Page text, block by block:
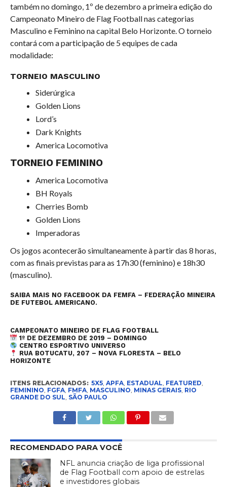
também no domingo, 1º de dezembro a primeira edição do
Campeonato Mineiro de Flag Football nas categorias
Masculino e Feminino na capital Belo Horizonte. O torneio
contará com a participação de 5 equipes de cada
modalidade:
TORNEIO MASCULINO
Siderúrgica
Golden Lions
Lord’s
Dark Knights
America Locomotiva
TORNEIO FEMININO
America Locomotiva
BH Royals
Cherries Bomb
Golden Lions
Imperadoras
Os jogos acontecerão simultaneamente à partir das 8 horas,
com as finais previstas para as 17h30 (feminino) e 18h30
(masculino).
SAIBA MAIS NO FACEBOOK DA FEMFA – FEDERAÇÃO MINEIRA
DE FUTEBOL AMERICANO.
CAMPEONATO MINEIRO DE FLAG FOOTBALL
1º DE DEZEMBRO DE 2019 – DOMINGO
CENTRO ESPORTIVO UNIVERSO
RUA BOTUCATU, 207 – NOVA FLORESTA – BELO
HORIZONTE
ITENS RELACIONADOS: 5X5, APFA, ESTADUAL, FEATURED,
FEMININO, FGFA, FMFA, MASCULINO, MINAS GERAIS, RIO
GRANDE DO SUL, SÃO PAULO
RECOMENDADO PARA VOCÊ
NFL anuncia criação de liga profissional
de Flag Football com apoio de estrelas
e investidores globais